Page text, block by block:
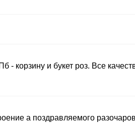
- корзину и букет роз. Все
а поздравляемого